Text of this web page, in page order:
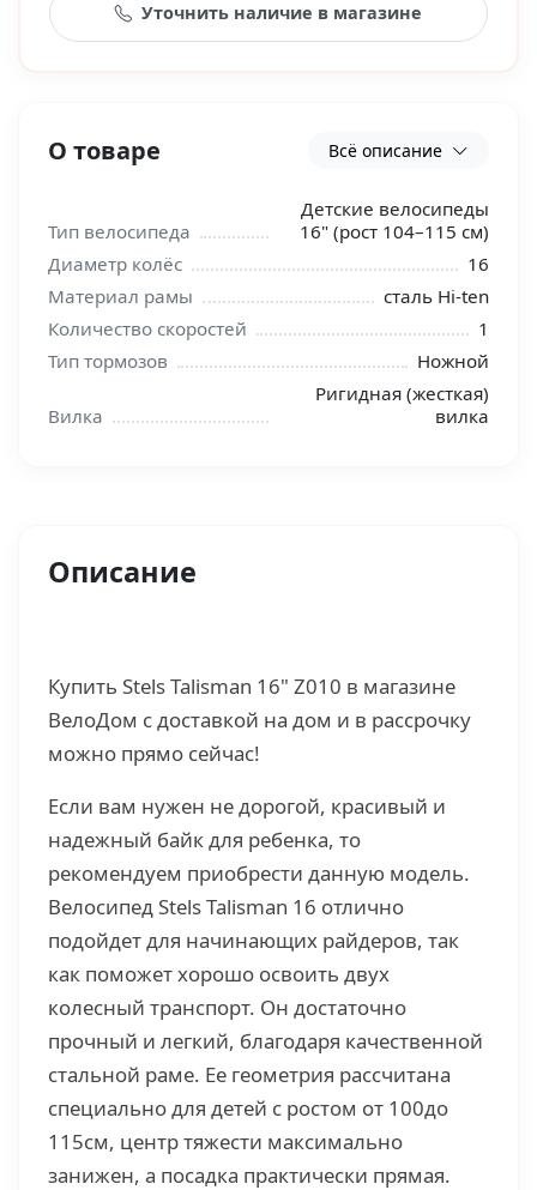
О товаре Всё описание
Тип велосипеда
Детские велосипеды
16" (рост 104–115 см)
Диаметр колёс
16
Материал рамы
сталь Hi-ten
Количество скоростей
1
Тип тормозов
Ножной
Вилка
Ригидная (жесткая)
вилка
Уточнить наличие в магазине
Описание
Купить Stels Talisman 16" Z010 в магазине
ВелоДом с доставкой на дом и в рассрочку
можно прямо сейчас!
Если вам нужен не дорогой, красивый и
надежный байк для ребенка, то
рекомендуем приобрести данную модель.
Велосипед Stels Talisman 16 отлично
подойдет для начинающих райдеров, так
как поможет хорошо освоить двух
колесный транспорт. Он достаточно
прочный и легкий, благодаря качественной
стальной раме. Ее геометрия рассчитана
специально для детей с ростом от 100до
115см, центр тяжести максимально
занижен, а посадка практически прямая.